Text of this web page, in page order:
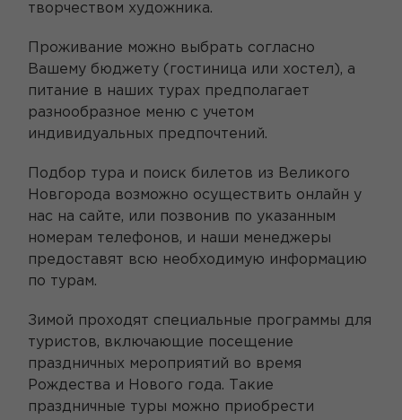
творчеством художника.
Проживание можно выбрать согласно
Вашему бюджету (гостиница или хостел), а
питание в наших турах предполагает
разнообразное меню с учетом
индивидуальных предпочтений.
Подбор тура и поиск билетов из Великого
Новгорода возможно осуществить онлайн у
нас на сайте, или позвонив по указанным
номерам телефонов, и наши менеджеры
предоставят всю необходимую информацию
по турам.
Зимой проходят специальные программы для
туристов, включающие посещение
праздничных мероприятий во время
Рождества и Нового года. Такие
праздничные туры можно приобрести